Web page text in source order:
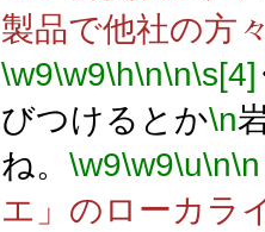
製品で他社の方
\w9\w9\h\n\n\s[4]
びつけるとか\n
ね。 \w9\w9\u\n\n
エ」のローカラ